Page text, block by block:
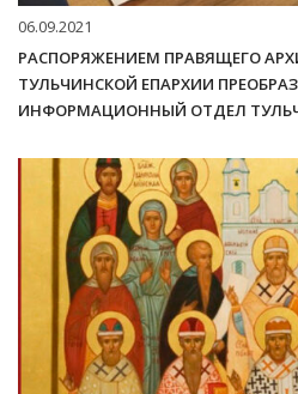
06.09.2021
РАСПОРЯЖЕНИЕМ ПРАВЯЩЕГО
ТУЛЬЧИНСКОЙ ЕПАРХИИ
ИНФОРМАЦИОННЫЙ ОТДЕЛ